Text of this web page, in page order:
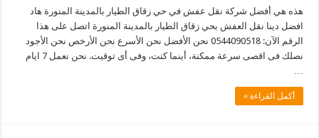
هذه هي أفضل شركة نقل عفش في حي زقاق الطيار بالمدينة المنورة هاد
افضل دينا نقل العفش بحي زقاق الطيار بالمدينة المنورة اتصل على هذا
الرقم الآن: 0544090518 نحن الأفضل نحن الأسرع نحن الأرخص نحن الأجود
نصلك فى اقصى سرعة ممكنة، أينما كنت، وفى أى توقيت. نحن نعمل 7 ايام
…
أكمل القراءة »